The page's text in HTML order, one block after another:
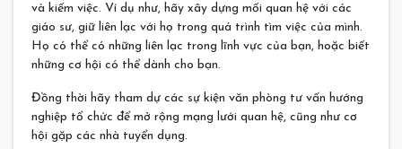
và kiếm việc. Ví dụ như, hãy xây dựng mối quan hệ với các
giáo sư, giữ liên lạc với họ trong quá trình tìm việc của mình.
Họ có thể có những liên lạc trong lĩnh vực của bạn, hoặc biết
những cơ hội có thể dành cho bạn.
Đồng thời hãy tham dự các sự kiện văn phòng tư vấn hướng
nghiệp tổ chức để mở rộng mạng lưới quan hệ, cũng như cơ
hội gặp các nhà tuyển dụng.